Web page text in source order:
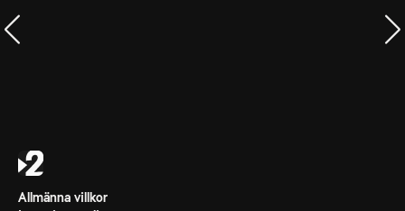
Allmänna villkor